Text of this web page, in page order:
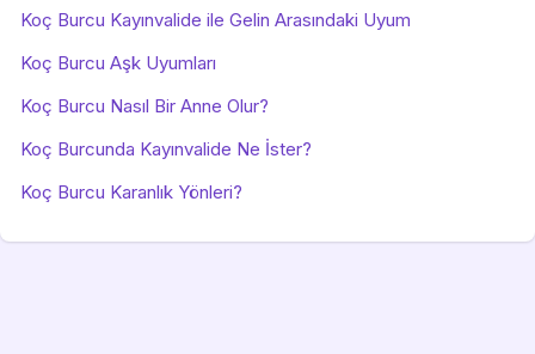
Koç Burcu Kayınvalide ile Gelin Arasındaki Uyum
Koç Burcu Aşk Uyumları
Koç Burcu Nasıl Bir Anne Olur?
Koç Burcunda Kayınvalide Ne İster?
Koç Burcu Karanlık Yönleri?